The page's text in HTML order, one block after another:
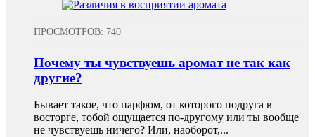
ПРОСМОТРОВ: 740
Почему ты чувствуешь аромат не так как
другие?
Бывает такое, что парфюм, от которого подруга в
восторге, тобой ощущается по-другому или ты вообще
не чувствуешь ничего? Или, наоборот,...